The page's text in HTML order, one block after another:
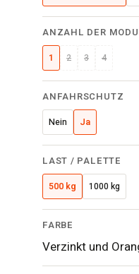
ANZAHL DER
1 2 3 4
ANFAHRSCHUTZ
Nein Ja
LAST / PALETTE
500 kg 1000 kg
FARBE
Verzinkt und